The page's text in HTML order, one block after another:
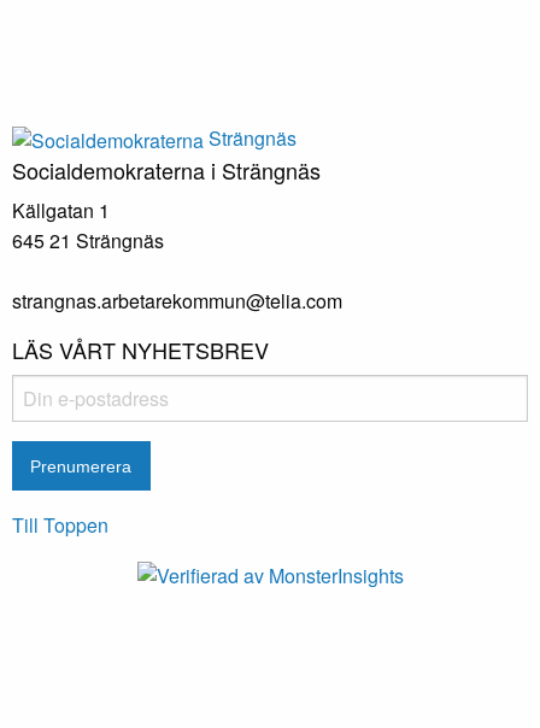
Strängnäs
Socialdemokraterna i Strängnäs
Källgatan 1
645 21 Strängnäs
strangnas.arbetarekommun@telia.com
LÄS VÅRT NYHETSBREV
Till Toppen